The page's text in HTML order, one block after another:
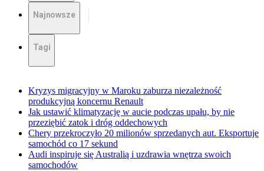
Najnowsze
Tagi
Kryzys migracyjny w Maroku zaburza niezależność
produkcyjną koncernu Renault
Jak ustawić klimatyzację w aucie podczas upału, by nie
przeziębić zatok i dróg oddechowych
Chery przekroczyło 20 milionów sprzedanych aut. Eksportuje
samochód co 17 sekund
Audi inspiruje się Australią i uzdrawia wnętrza swoich
samochodów